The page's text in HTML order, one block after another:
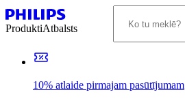
ProduktiAtbalsts
10% atlaide pirmajam pasūtījumam